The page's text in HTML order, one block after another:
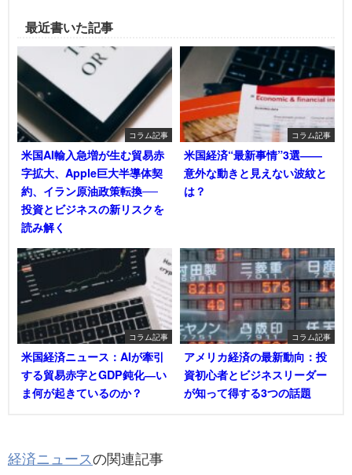
最近書いた記事
コラム記事
米国AI輸入急増が生む貿易赤
字拡大、Apple巨大半導体契
約、イラン原油政策転換──
投資とビジネスの新リスクを
読み解く
コラム記事
米国経済“最新事情”3選――
意外な動きと見えない波紋と
は？
コラム記事
米国経済ニュース：AIが牽引
する貿易赤字とGDP鈍化―い
ま何が起きているのか？
コラム記事
アメリカ経済の最新動向：投
資初心者とビジネスリーダー
が知って得する3つの話題
経済ニュースの関連記事